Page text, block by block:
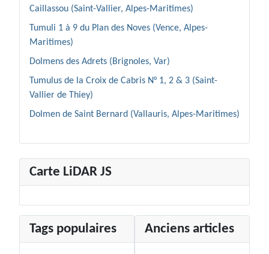
Caillassou (Saint-Vallier, Alpes-Maritimes)
Tumuli 1 à 9 du Plan des Noves (Vence, Alpes-
Maritimes)
Dolmens des Adrets (Brignoles, Var)
Tumulus de la Croix de Cabris N° 1, 2 & 3 (Saint-
Vallier de Thiey)
Dolmen de Saint Bernard (Vallauris, Alpes-Maritimes)
Carte LiDAR JS
Tags populaires Anciens articles